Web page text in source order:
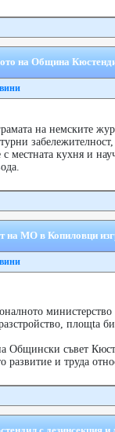
на Община
на немските
с местната кухня и
МO в Копиловци
площtа
Общински съвет
развитие и труда